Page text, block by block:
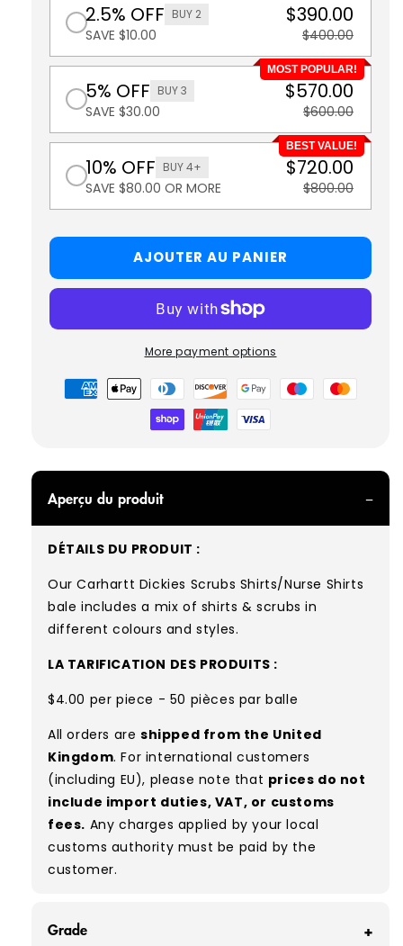
2.5% OFF BUY 2
SAVE $10.00
$390.00
$400.00
MOST POPULAR!
5% OFF BUY 3
SAVE $30.00
$570.00
$600.00
BEST VALUE!
10% OFF BUY 4+
SAVE $80.00 OR MORE
$720.00
$800.00
AJOUTER AU PANIER
More payment options
Modes
de
Aperçu du produit
DÉTAILS DU PRODUIT :
Our Carhartt Dickies Scrubs Shirts/Nurse Shirts
bale includes a mix of shirts & scrubs in
different colours and styles.
LA TARIFICATION DES PRODUITS :
$4.00 per piece - 50 pièces par balle
All orders are shipped from the United
Kingdom. For international customers
(including EU), please note that prices do not
include import duties, VAT, or customs
fees. Any charges applied by your local
customs authority must be paid by the
customer.
Grade